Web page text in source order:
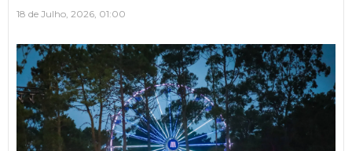
18 de Julho, 2026, 01:00